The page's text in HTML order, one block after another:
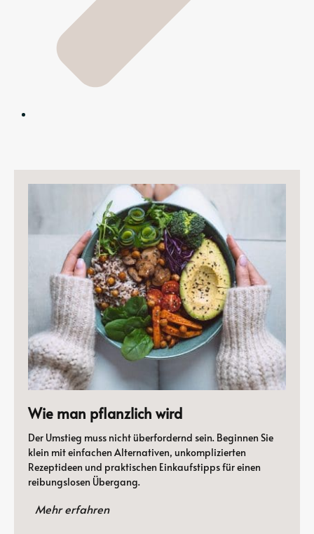
Wie man pflanzlich wird
Der Umstieg muss nicht überfordernd sein. Beginnen Sie
klein mit einfachen Alternativen, unkomplizierten
Rezeptideen und praktischen Einkaufstipps für einen
reibungslosen Übergang.
Mehr erfahren